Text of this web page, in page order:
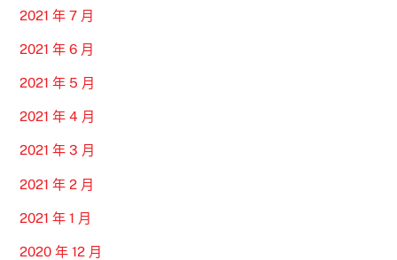
2021 年 7 月
2021 年 6 月
2021 年 5 月
2021 年 4 月
2021 年 3 月
2021 年 2 月
2021 年 1 月
2020 年 12 月